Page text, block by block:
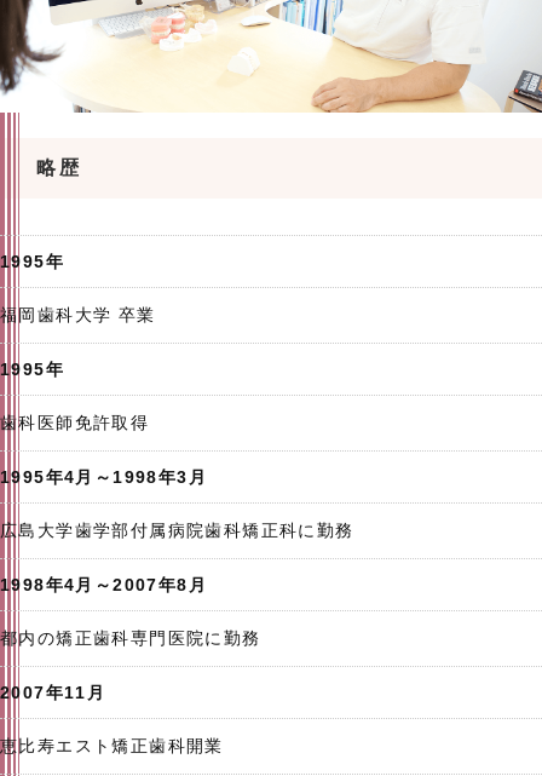
略歴
1995年
福岡歯科大学 卒業
1995年
歯科医師免許取得
1995年4月～1998年3月
広島大学歯学部付属病院歯科矯正科に勤務
1998年4月～2007年8月
都内の矯正歯科専門医院に勤務
2007年11月
恵比寿エスト矯正歯科開業